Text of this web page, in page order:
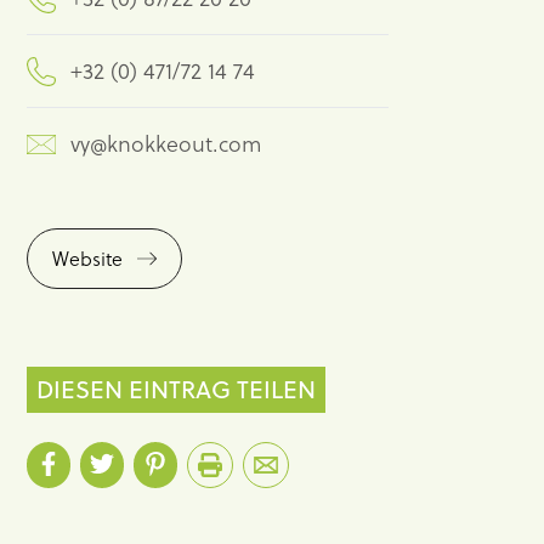
+32 (0) 471/72 14 74
vy@knokkeout.com
Website
DIESEN EINTRAG TEILEN